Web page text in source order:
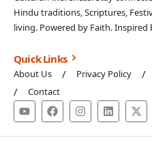
Hindu traditions, Scriptures,
living. Powered by Faith. Inspired
Quick Links
About Us Privacy Policy
Contact